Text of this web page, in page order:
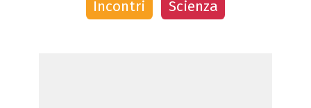
Incontri Scienza